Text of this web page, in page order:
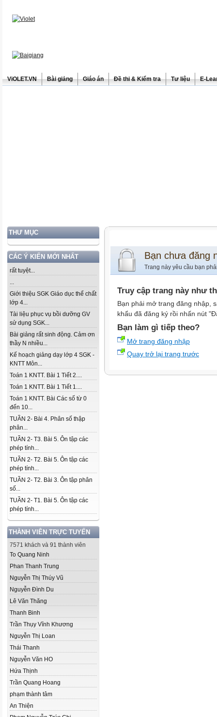
ViOLET.VN Bài giảng Giáo án Đề thi & Kiểm tra Tư liệu E-
THƯ MỤC
CÁC Ý KIẾN MỚI NHẤT
rất tuyệt...
...
Giới thiệu SGK Giáo dục thể chất
lớp 4...
Tài liệu phục vụ bồi dưỡng GV
sử dụng SGK...
Bài giảng rất sinh động. Cảm ơn
thầy N nhiều...
Kế hoạch giảng dạy lớp 4 SGK -
KNTT Môn...
Toán 1 KNTT. Bài 1 Tiết 2....
Toán 1 KNTT. Bài 1 Tiết 1....
Toán 1 KNTT. Bài Các số từ 0
đến 10...
TUẦN 2- Bài 4. Phân số thập
phân...
TUẦN 2- T3. Bài 5. Ôn tập các
phép tính...
TUẦN 2- T2. Bài 5. Ôn tập các
phép tính...
TUẦN 2- T2. Bài 3. Ôn tập phân
số...
TUẦN 2- T1. Bài 5. Ôn tập các
phép tính...
THÀNH VIÊN TRỰC TUYẾN
7571 khách và 91 thành viên
To Quang Ninh
Phan Thanh Trung
Nguyễn Thị Thúy Vũ
Nguyễn Đình Du
Lê Văn Thăng
Thanh Binh
Trần Thụy Vĩnh Khương
Nguyễn Thị Loan
Thái Thanh
Nguyễn Văn HO
Hứa Thịnh
Trần Quang Hoang
phạm thành tâm
An Thiện
Bạn chưa đăng
Trang này yêu cầu bạn
Truy cập trang này như
Bạn phải mở trang đăng nhập,
khẩu đã đăng ký rồi nhấn nút
Bạn làm gì tiếp theo?
Mở trang đăng nhập
Quay trở lại trang trước